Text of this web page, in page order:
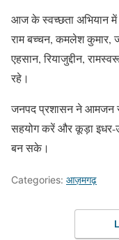
आज के स्वच्छता अभियान में
राम बच्चन, कमलेश कुमार,
एहसान, रियाजुद्दीन,
रहे।
जनपद प्रशासन ने आमजन
सहयोग करें और कूड़ा
बन सके।
Categories: आज़मगढ़